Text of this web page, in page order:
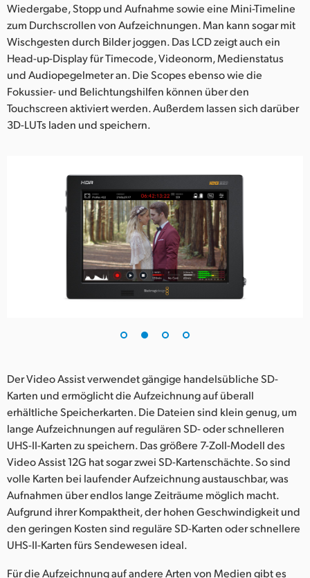
Wiedergabe, Stopp und Aufnahme sowie eine Mini-Timeline
zum Durchscrollen von Aufzeichnungen. Man kann sogar mit
Wischgesten durch Bilder joggen. Das LCD zeigt auch ein
Head-up-Display für Timecode, Videonorm, Medienstatus
und Audiopegelmeter an. Die Scopes ebenso wie die
Fokussier- und Belichtungshilfen können über den
Touchscreen aktiviert werden. Außerdem lassen sich darüber
3D-LUTs laden und speichern.
Der Video Assist verwendet gängige handelsübliche SD-
Karten und ermöglicht die Aufzeichnung auf überall
erhältliche Speicherkarten. Die Dateien sind klein genug, um
lange Aufzeichnungen auf regulären SD- oder schnelleren
UHS-II-Karten zu speichern. Das größere 7-Zoll-Modell des
Video Assist 12G hat sogar zwei SD-Kartenschächte. So sind
volle Karten bei laufender Aufzeichnung austauschbar, was
Aufnahmen über endlos lange Zeiträume möglich macht.
Aufgrund ihrer Kompaktheit, der hohen Geschwindigkeit und
den geringen Kosten sind reguläre SD-Karten oder schnellere
UHS-II-Karten fürs Sendewesen ideal.
Für die Aufzeichnung auf andere Arten von Medien gibt es